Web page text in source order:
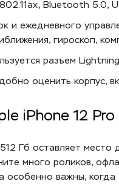
Bluetooth 5.0,
и ежедневного
гироскоп,
разъем
оценить корпус,
iPhone 12
Гб оставляет
много роликов,
особенно важны,